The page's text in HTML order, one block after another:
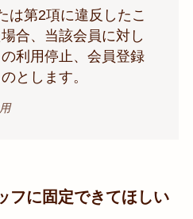
は第2項に違反したこ
合、当該会員に対し
利用停止、会員登録
とします。
フに固定できてほしい